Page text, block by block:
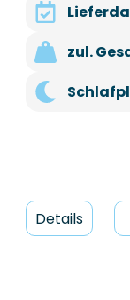
zul.
Details